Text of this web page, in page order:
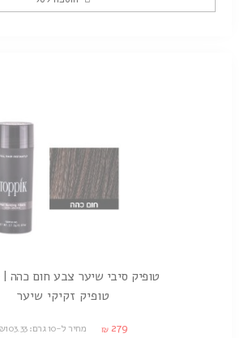
טופיק סיבי שיער צבע חום כהה | 27 גרם
טופיק זקיקי שיער
₪ 279 מחיר ל-10 גרם: ₪103.33